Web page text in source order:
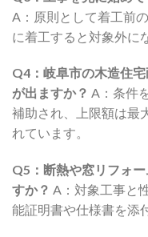
A：原則として着工前
に着工すると対象外に
Q4：岐阜市の木造住
が出ますか？ A：条件
補助され、上限額は最
れています。
Q5：断熱や窓リフォ
すか？ A：対象工事と
能証明書や仕様書を添